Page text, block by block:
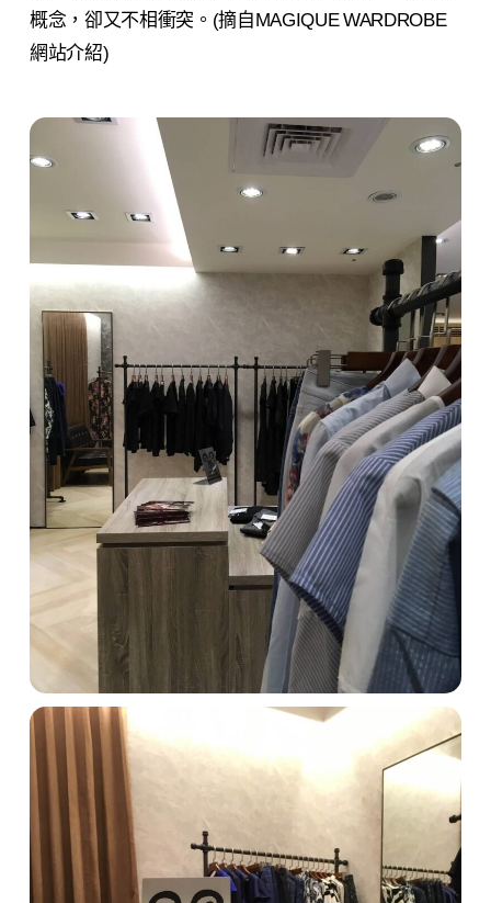
概念，卻又不相衝突。(摘自MAGIQUE WARDROBE
網站介紹)